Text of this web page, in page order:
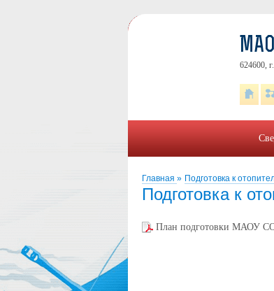
Главная » Подготовка к
Подготовка к
План подготовки МАОУ
624600,